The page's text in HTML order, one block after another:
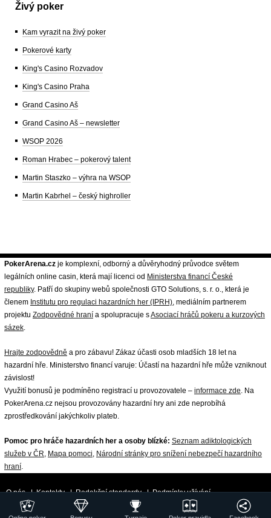
Živý poker
Kam vyrazit na živý poker
Pokerové karty
King's Casino Rozvadov
King's Casino Praha
Grand Casino Aš
Grand Casino Aš – newsletter
WSOP 2026
Roman Hrabec – pokerový talent
Martin Staszko – výhra na WSOP
Martin Kabrhel – český highroller
PokerArena.cz je komplexní, odborný a důvěryhodný průvodce světem
legálních online casin, která mají licenci od Ministerstva financí České
republiky. Patří do skupiny webů společnosti GTO Solutions, s. r. o., která je
členem Institutu pro regulaci hazardních her (IPRH), mediálním partnerem
projektu Zodpovědné hraní a spolupracuje sAsociací hráčů pokeru a kurzových
sázek.
Hrajte zodpovědně a pro zábavu! Zákaz účasti osob mladších 18 let na
hazardní hře. Ministerstvo financí varuje: Účastí na hazardní hře může vzniknout
závislost!
Využití bonusů je podmíněno registrací u provozovatele – informace zde. Na
PokerArena.cz nejsou provozovány hazardní hry ani zde neprobíhá
zprostředkování jakýchkoliv plateb.
Pomoc pro hráče hazardních her a osoby blízké: Seznam adiktologických
služeb v ČR, Mapa pomoci, Národní stránky pro snížení nebezpečí hazardního
hraní.
O nás|Kontakty|Redakční standardy|Podmínky užívání
Zpracování osobních údajů a cookies| 18+ Zodpovědné hraní
| ©